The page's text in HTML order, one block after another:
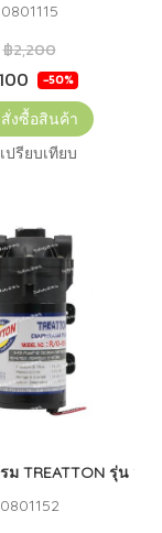
0801115
฿2,200
-50%
สั่งซื้อสินค้า
เปรียบเทียบ
TREATTON รุ่น
0801152